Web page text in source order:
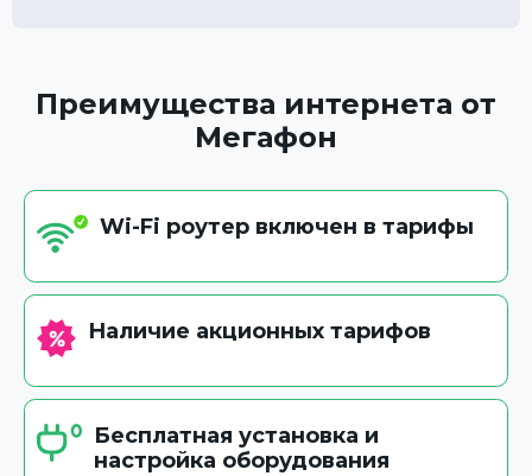
Преимущества интернета от
Мегафон
Wi-Fi роутер включен в тарифы
Наличие акционных тарифов
Бесплатная установка и
настройка оборудования